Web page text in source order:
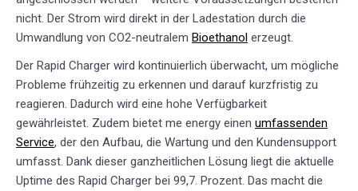
nicht. Der Strom wird direkt in der Ladestation durch die
Umwandlung von CO2-neutralem Bioethanol erzeugt.
Der Rapid Charger wird kontinuierlich überwacht, um mögliche
Probleme frühzeitig zu erkennen und darauf kurzfristig zu
reagieren. Dadurch wird eine hohe Verfügbarkeit
gewährleistet. Zudem bietet me energy einen umfassenden
Service, der den Aufbau, die Wartung und den Kundensupport
umfasst. Dank dieser ganzheitlichen Lösung liegt die aktuelle
Uptime des Rapid Charger bei 99,7. Prozent. Das macht die